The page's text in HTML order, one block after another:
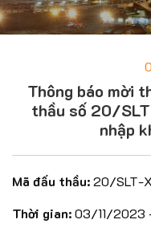
Thông báo mời
thầu số 20/
nhập
Mã đấu thầu:20/SLT-
Thời gian:03/11/2023